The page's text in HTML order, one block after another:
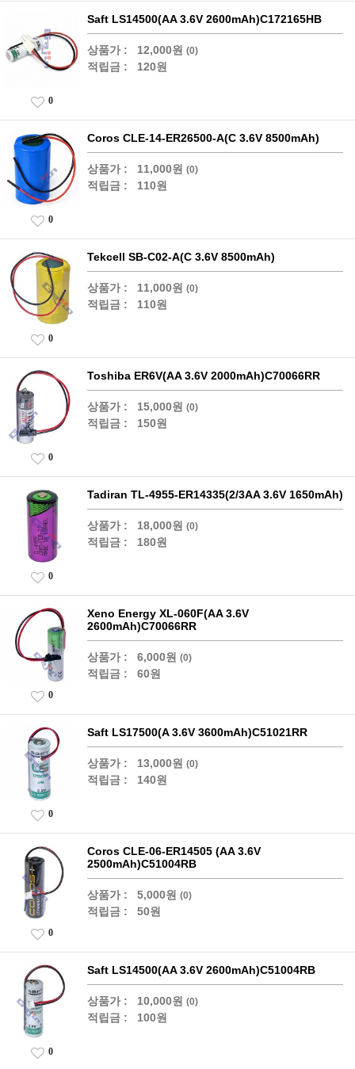
Saft LS14500(AA 3.6V 2600mAh)C172165HB
상품가 : 12,000원 (0)
적립금 : 120원
0
Coros CLE-14-ER26500-A(C 3.6V 8500mAh)
상품가 : 11,000원 (0)
적립금 : 110원
0
Tekcell SB-C02-A(C 3.6V 8500mAh)
상품가 : 11,000원 (0)
적립금 : 110원
0
Toshiba ER6V(AA 3.6V 2000mAh)C70066RR
상품가 : 15,000원 (0)
적립금 : 150원
0
Tadiran TL-4955-ER14335(2/3AA 3.6V 1650mAh)
상품가 : 18,000원 (0)
적립금 : 180원
0
Xeno Energy XL-060F(AA 3.6V
2600mAh)C70066RR
상품가 : 6,000원 (0)
적립금 : 60원
0
Saft LS17500(A 3.6V 3600mAh)C51021RR
상품가 : 13,000원 (0)
적립금 : 140원
0
Coros CLE-06-ER14505 (AA 3.6V
2500mAh)C51004RB
상품가 : 5,000원 (0)
적립금 : 50원
0
Saft LS14500(AA 3.6V 2600mAh)C51004RB
상품가 : 10,000원 (0)
적립금 : 100원
0